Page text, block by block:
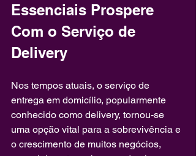
Essenciais Prospere
Com o Serviço de
Delivery
Nos tempos atuais, o serviço de
entrega em domicílio, popularmente
conhecido como delivery, tornou-se
uma opção vital para a sobrevivência e
o crescimento de muitos negócios,